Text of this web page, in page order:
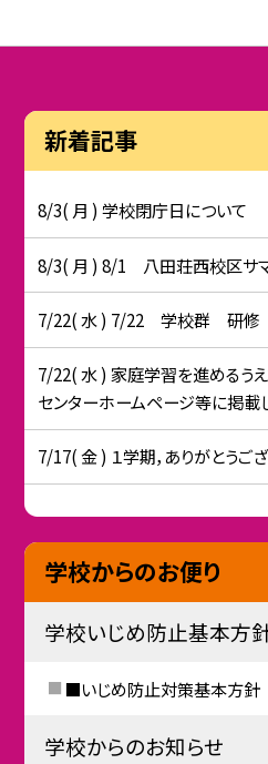
新着記事
8/3( 月 ) 学校閉庁日について
8/3( 月 ) 8/1 八田荘西校区サマ
7/22( 水 ) 7/22 学校群 研修
7/22( 水 ) 家庭学習を進めるう
センターホームページ等に掲載
7/17( 金 ) １学期，ありがとうご
学校からのお便り
学校いじめ防止基本方
■いじめ防止対策基本方
学校からのお知らせ